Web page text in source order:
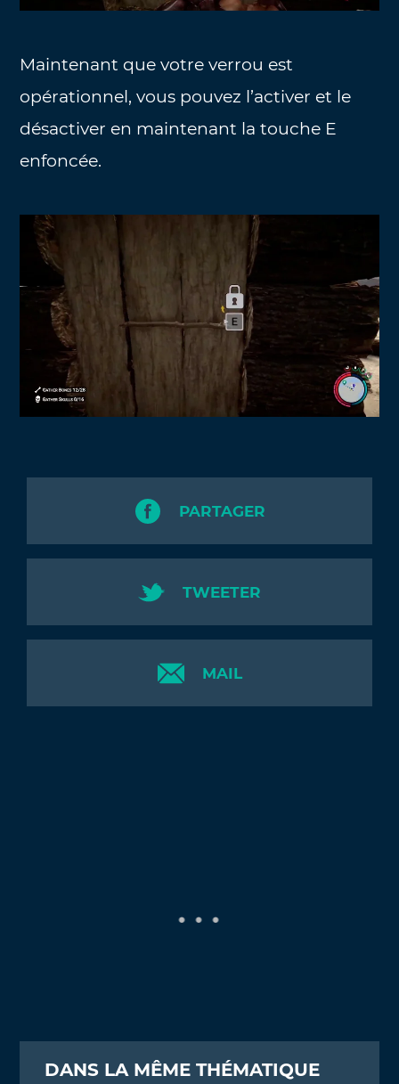
Maintenant que votre verrou est
opérationnel, vous pouvez l’activer et le
désactiver en maintenant la touche E
enfoncée.
PARTAGER
TWEETER
MAIL
DANS LA MÊME THÉMATIQUE